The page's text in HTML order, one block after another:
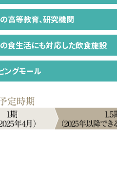
高等教育、研究機関
食生活にも対応した飲食施設
ングモール